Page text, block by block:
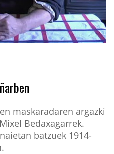
maskaradaren argazki
Bedaxagarrek.
batzuek 1914-